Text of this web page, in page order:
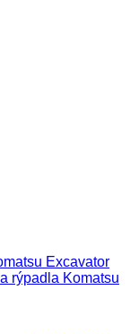
Excavator
rýpadla Komatsu